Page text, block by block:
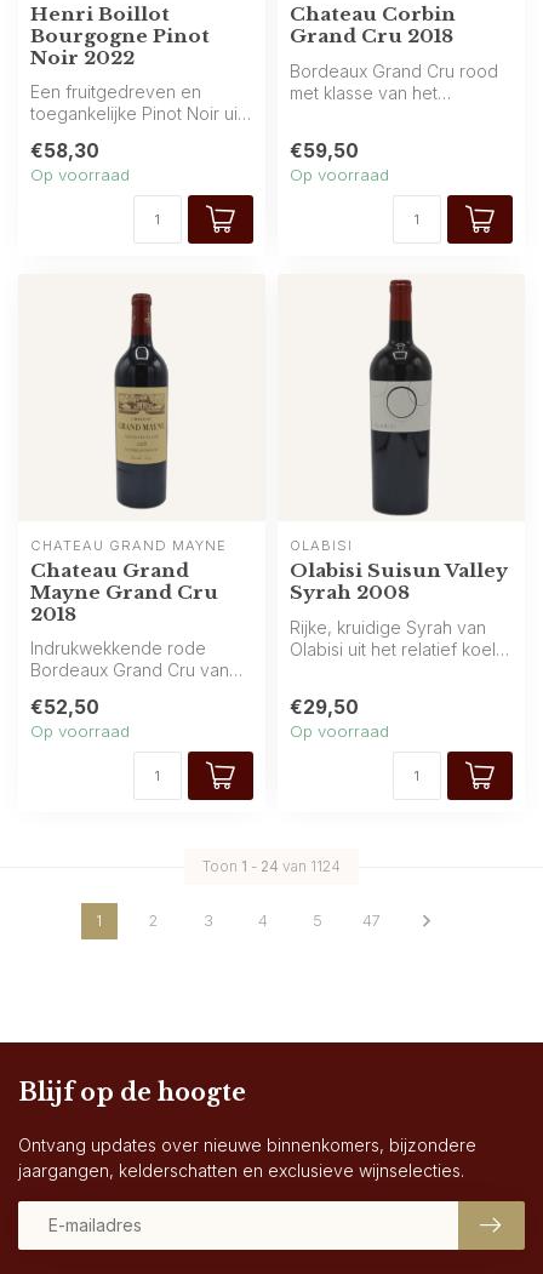
Henri Boillot
Bourgogne Pinot
Noir 2022
Een fruitgedreven en
toegankelijke Pinot Noir uit
Boillot. K...
€58,30
Op voorraad
Chateau Corbin
Grand Cru 2018
Bordeaux Grand Cru rood
met klasse van het
€59,50
Op voorraad
CHÂTEAU GRAND MAYNE
Chateau Grand
Mayne Grand Cru
2018
Indrukwekkende rode
Bordeaux Grand Cru van
Grand Mayne ...
€52,50
Op voorraad
OLABISI
Olabisi Suisun Valley
Syrah 2008
Rijke, kruidige Syrah van
Olabisi uit het relatief koele
€29,50
Op voorraad
Toon 1 - 24 van 1124
1 2 3 4 5 47
Blijf op de hoogte
Ontvang updates over nieuwe binnenkomers, bijzondere
jaargangen, kelderschatten en exclusieve wijnselecties.